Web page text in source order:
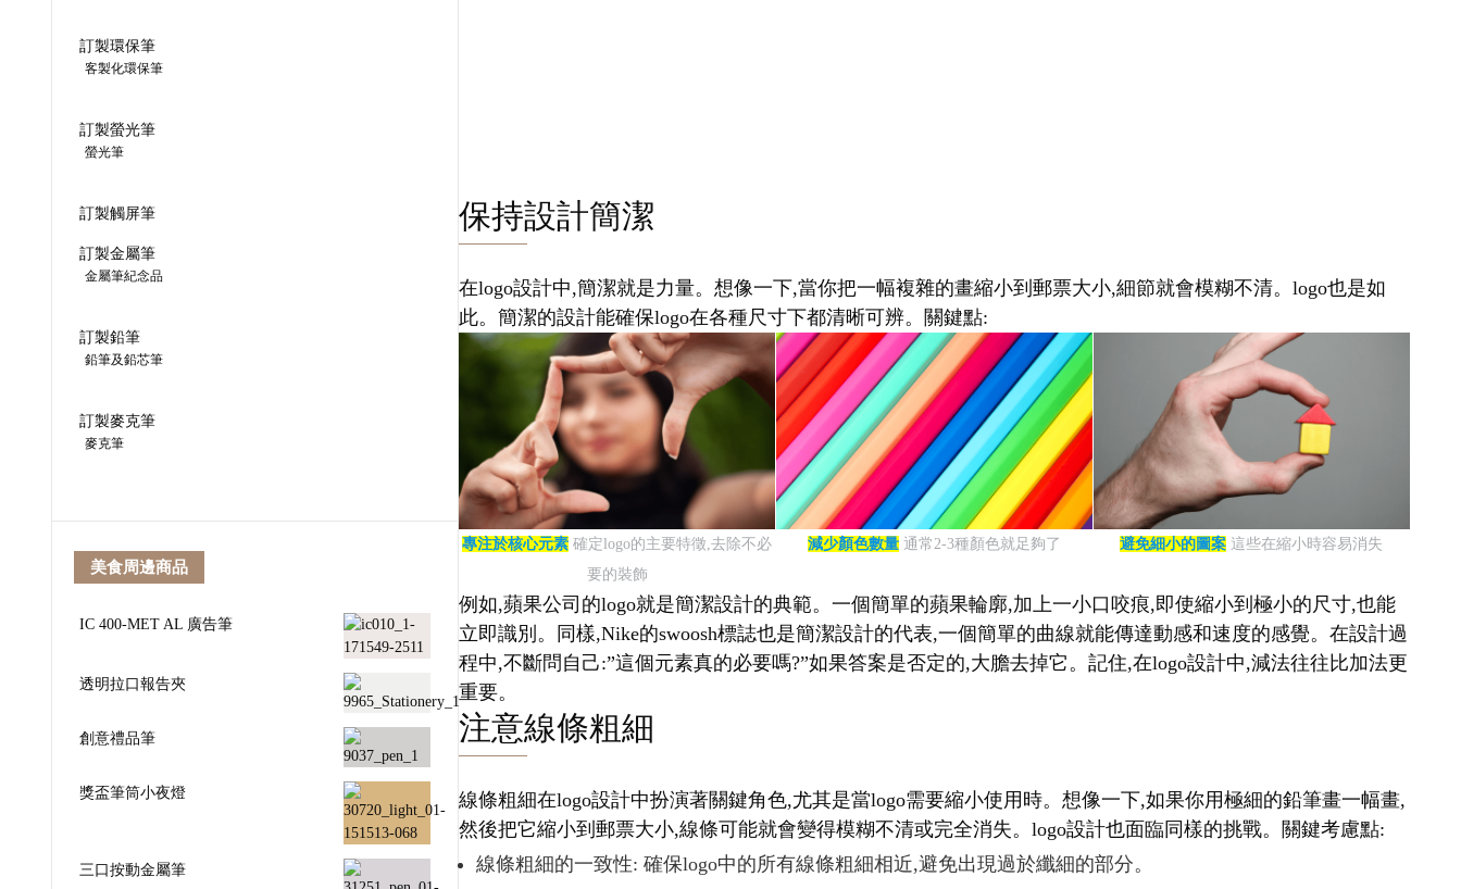
保持設計簡潔
在logo設計中,簡潔就是力量。想像一下,當你把一幅複雜的畫縮小到郵票大小,細節就會模糊不清。logo也是如
此。簡潔的設計能確保logo在各種尺寸下都清晰可辨。關鍵點:
專注於核心元素 確定logo的主要特徵,去除不必
要的裝飾
減少顏色數量 通常2-3種顏色就足夠了 避免細小的圖案 這些在縮小時容易消失
例如,蘋果公司的logo就是簡潔設計的典範。一個簡單的蘋果輪廓,加上一小口咬痕,即使縮小到極小的尺寸,也能
立即識別。同樣,Nike的swoosh標誌也是簡潔設計的代表,一個簡單的曲線就能傳達動感和速度的感覺。在設計過
程中,不斷問自己:”這個元素真的必要嗎?”如果答案是否定的,大膽去掉它。記住,在logo設計中,減法往往比加法更
重要。
注意線條粗細
線條粗細在logo設計中扮演著關鍵角色,尤其是當logo需要縮小使用時。想像一下,如果你用極細的鉛筆畫一幅畫,
然後把它縮小到郵票大小,線條可能就會變得模糊不清或完全消失。logo設計也面臨同樣的挑戰。關鍵考慮點:
線條粗細的一致性: 確保logo中的所有線條粗細相近,避免出現過於纖細的部分。
訂製環保筆
客製化環保筆
訂製螢光筆
螢光筆
訂製觸屏筆
訂製金屬筆
金屬筆紀念品
訂製鉛筆
鉛筆及鉛芯筆
訂製麥克筆
麥克筆
美食周邊商品
IC 400-MET AL 廣告筆
透明拉口報告夾
創意禮品筆
獎盃筆筒小夜燈
三口按動金屬筆